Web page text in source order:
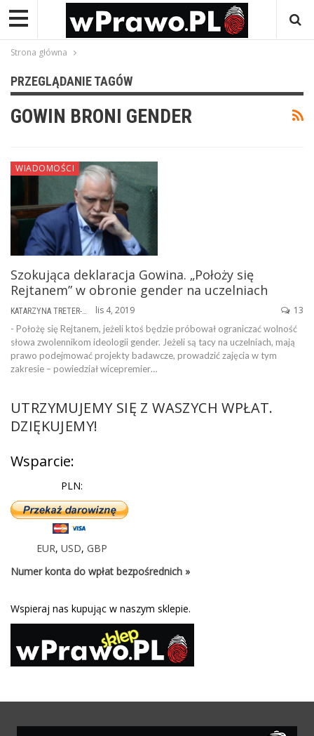
Strona główna
PRZEGLĄDANIE TAGÓW
GOWIN BRONI GENDER
WIADOMOŚCI
Szokująca deklaracja Gowina. „Położy się
Rejtanem” w obronie gender na uczelniach
lis 4, 2019 13
- Położę się Rejtanem, jeżeli ktoś będzie próbował ograniczać wolność
słowa zwolennikom ideologii gender. Jeżeli są tacy na uczelniach, mają
prawo podejmować projekty badawcze, prowadzić zajęcia w tym
zakresie – powiedział wicepremier…
UTRZYMUJEMY SIĘ Z WASZYCH WPŁAT.
DZIĘKUJEMY!
Wsparcie:
PLN:
EUR, USD, GBP
Numer konta do wpłat bezpośrednich »
Wspieraj nas kupując w naszym sklepie.